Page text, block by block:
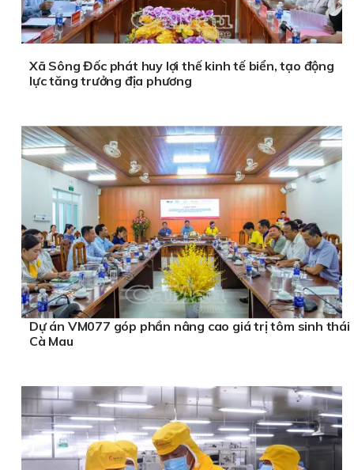
Xã Sông Đốc phát huy lợi thế kinh tế biển, tạo động
lực tăng trưởng địa phương
Dự án VM077 góp phần nâng cao giá trị tôm sinh thái
Cà Mau